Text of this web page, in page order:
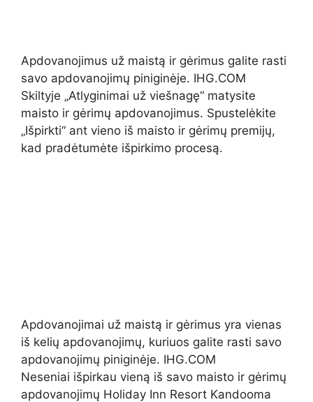
Apdovanojimus už maistą ir gėrimus galite rasti
savo apdovanojimų piniginėje. IHG.COM
Skiltyje „Atlyginimai už viešnagę“ matysite
maisto ir gėrimų apdovanojimus. Spustelėkite
„Išpirkti“ ant vieno iš maisto ir gėrimų premijų,
kad pradėtumėte išpirkimo procesą.
Apdovanojimai už maistą ir gėrimus yra vienas
iš kelių apdovanojimų, kuriuos galite rasti savo
apdovanojimų piniginėje. IHG.COM
Neseniai išpirkau vieną iš savo maisto ir gėrimų
apdovanojimų Holiday Inn Resort Kandooma